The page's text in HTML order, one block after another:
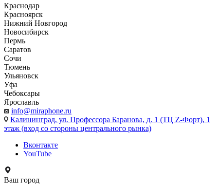
Краснодар
Красноярск
Нижний Новгород
Новосибирск
Пермь
Саратов
Сочи
Тюмень
Ульяновск
Уфа
Чебоксары
Ярославль
info@miraphone.ru
Калининград, ул. Профессора Баранова, д. 1 (ТЦ Z-Форт), 1
этаж (вход со стороны центрального рынка)
Вконтакте
YouTube
Ваш город